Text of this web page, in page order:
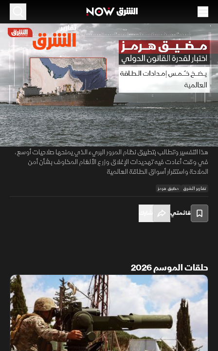
00:12/01:42
الموسم 2026
مضيق هرمز.. اختبار دائم للقانون الدولي وأمن
الطاقة
28 مايو 2026 01:41 أخبار
تقارير الشرق
يشكل مضيق هرمز اختبارا معقدا لقدرة القانون الدولي على حماية حرية
الملاحة في واحد من أهم ممرات الطاقة العالمية، إذ تكرس اتفاقية الأمم
المتحدة لقانون البحار مبدأ المرور العابر للسفن دون تعطيل، بينما ترفض إيران
هذا التفسير وتطالب بتطبيق نظام المرور البريء الذي يمنحها صلاحيات أوسع،
في وقت أعادت فيه تهديدات الإغلاق وزرع الألغام المخاوف بشأن أمن
الملاحة واستقرار أسواق الطاقة العالمية
تقارير الشرق مضيق هرمز
قائمتي
حلقات الموسم 2026